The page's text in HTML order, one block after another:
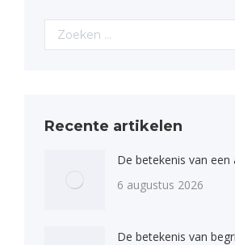
Search:
Recente artikelen
De betekenis van
6 augustus 2026
De betekenis van